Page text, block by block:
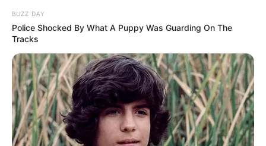
BUZZ DAY
Police Shocked By What A Puppy Was Guarding On The
Tracks